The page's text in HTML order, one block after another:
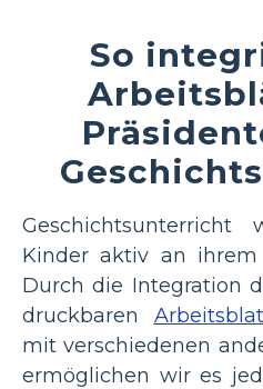
So
Kinder aktiv an ihrem
Durch die Integration
druckbaren
mit verschiedenen
ermöglichen wir es